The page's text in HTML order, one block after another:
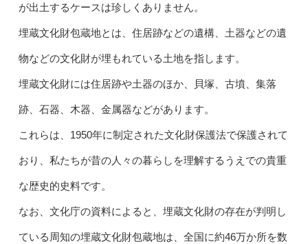
が出土するケースは珍しくありません。
埋蔵文化財包蔵地とは、住居跡などの遺構、土器などの遺
物などの文化財が埋もれている土地を指します。
埋蔵文化財には住居跡や土器のほか、貝塚、古墳、集落
跡、石器、木器、金属器などがあります。
これらは、1950年に制定された文化財保護法で保護されて
おり、私たちが昔の人々の暮らしを理解するうえでの貴重
な歴史的史料です。
なお、文化庁の資料によると、埋蔵文化財の存在が判明し
ている周知の埋蔵文化財包蔵地は、全国に約46万か所を数